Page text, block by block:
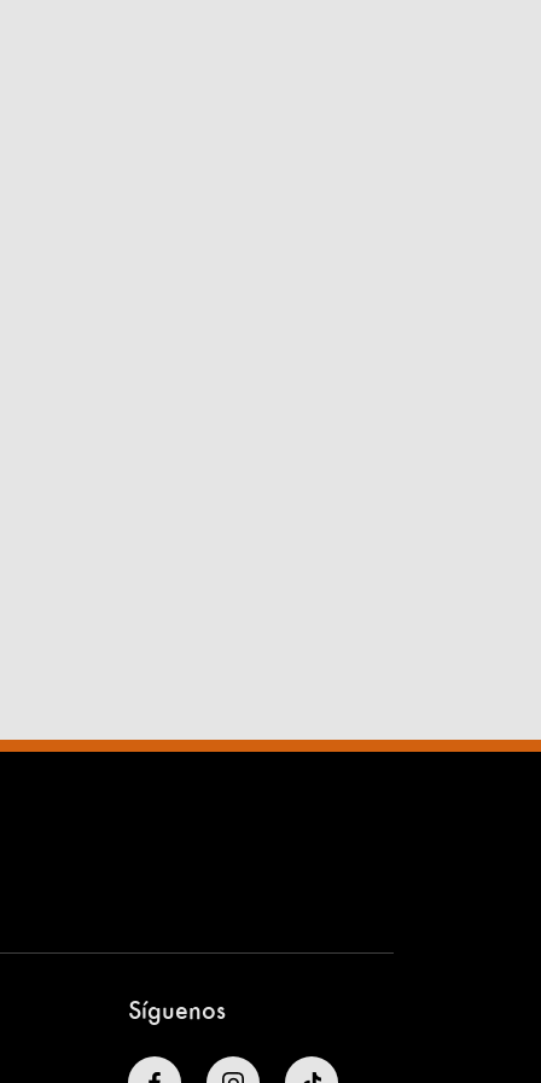
Síguenos